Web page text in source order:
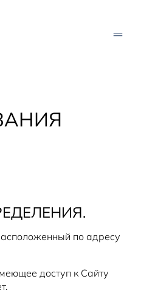
НАЛИЧИИ
клиентам
сервис
по адресу
доступ к Сайту